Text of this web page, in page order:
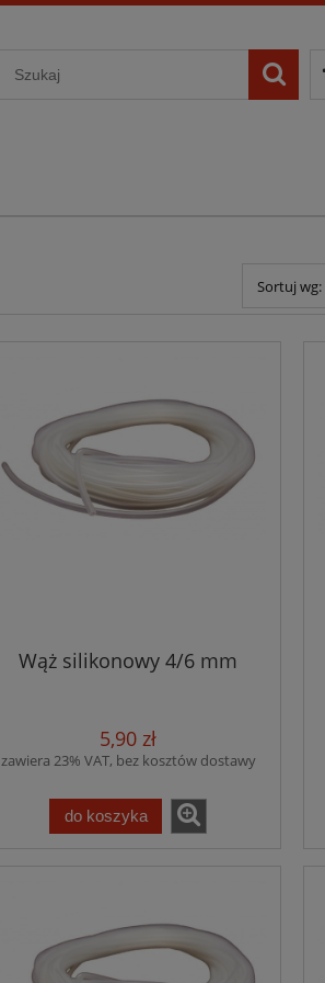
Sortuj wg:
Wąż silikonowy 4/6 mm
5,90 zł
zawiera 23% VAT, bez kosztów dostawy
do koszyka